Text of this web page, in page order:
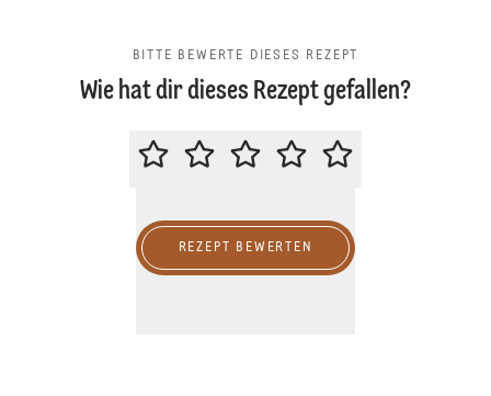
BITTE BEWERTE DIESES REZEPT
Wie hat dir dieses Rezept gefallen?
BITTE BEWERTE DIESES REZEPT
REZEPT BEWERTEN